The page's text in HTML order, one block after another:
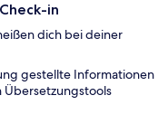
in
dich bei deiner
gestellte Informationen